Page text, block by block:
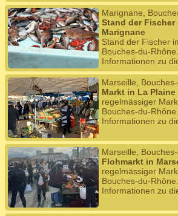
Marignane,
Stand der Fischer
Marignane
Stand der Fischer
Bouches-du-
Informationen zu
Marseille,
Markt in La
regelmässiger
Bouches-du-
Informationen zu
Marseille,
Flohmarkt in
regelmässiger
Bouches-du-
Informationen zu